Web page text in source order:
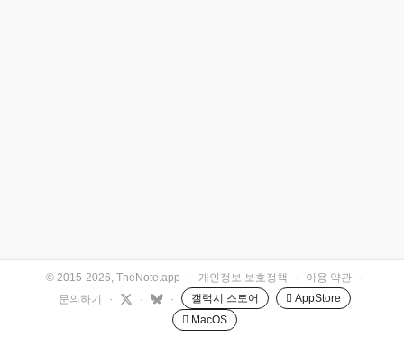
© 2015-2026, TheNote.app · 개인정보 보호정책 · 이용 약관
·
문의하기
· · · 갤럭시 스토어
 AppStore
 MacOS